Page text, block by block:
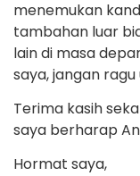
menemukan
tambahan luar
lain di masa
saya, jangan
Terima kasih
saya berharap
Hormat saya,